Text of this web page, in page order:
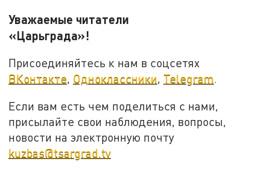
Уважаемые читатели
«Царьграда»!
Присоединяйтесь к нам в соцсетях
ВКонтакте, Одноклассники, Telegram.
Если вам есть чем поделиться с нами,
присылайте свои наблюдения, вопросы,
новости на электронную почту
kuzbas@tsargrad.tv